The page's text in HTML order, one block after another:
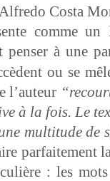
Cos­ta
comme
penser à une
ou se
l’au­teur
à la fois. Le
mul­ti­tude de
par­faite­ment
: les